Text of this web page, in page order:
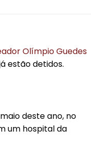
Olímpio Guedes
estão detidos.
deste ano, no
um hospital da